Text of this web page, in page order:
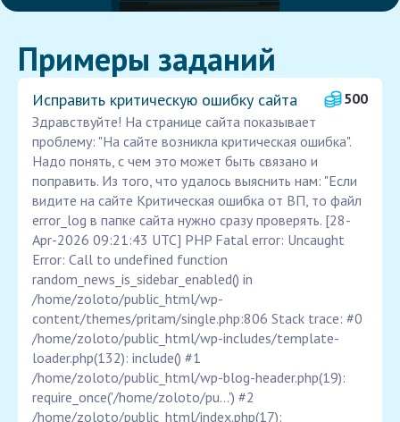
Примеры заданий
Исправить критическую ошибку сайта
500
Здравствуйте! На странице сайта показывает
проблему: "На сайте возникла критическая ошибка".
Надо понять, с чем это может быть связано и
поправить. Из того, что удалось выяснить нам: "Если
видите на сайте Критическая ошибка от ВП, то файл
error_log в папке сайта нужно сразу проверять. [28-
Apr-2026 09:21:43 UTC] PHP Fatal error: Uncaught
Error: Call to undefined function
random_news_is_sidebar_enabled() in
/home/zoloto/public_html/wp-
content/themes/pritam/single.php:806 Stack trace: #0
/home/zoloto/public_html/wp-includes/template-
loader.php(132): include() #1
/home/zoloto/public_html/wp-blog-header.php(19):
require_once('/home/zoloto/pu...') #2
/home/zoloto/public_html/index.php(17):